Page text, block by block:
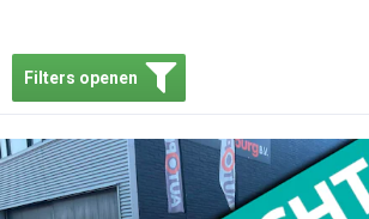
Filters openen